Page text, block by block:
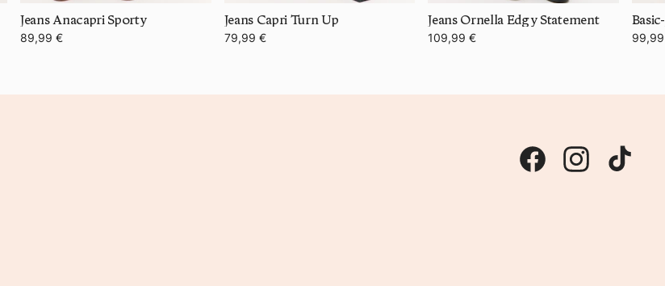
Jeans Anacapri Sporty
89,99 €
Jeans Capri Turn Up
79,99 €
Jeans Ornella Edgy Statement
109,99 €